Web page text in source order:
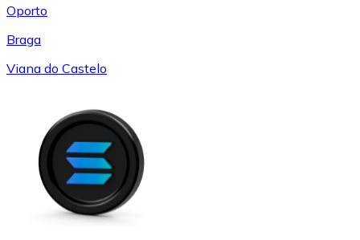
Oporto
Braga
Viana do Castelo